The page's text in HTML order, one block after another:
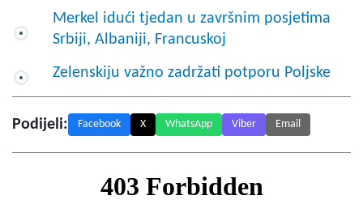
Merkel idući tjedan u završnim posjetima
Srbiji, Albaniji, Francuskoj
Zelenskiju važno zadržati potporu Poljske
Podijeli: Facebook X WhatsApp Viber Email